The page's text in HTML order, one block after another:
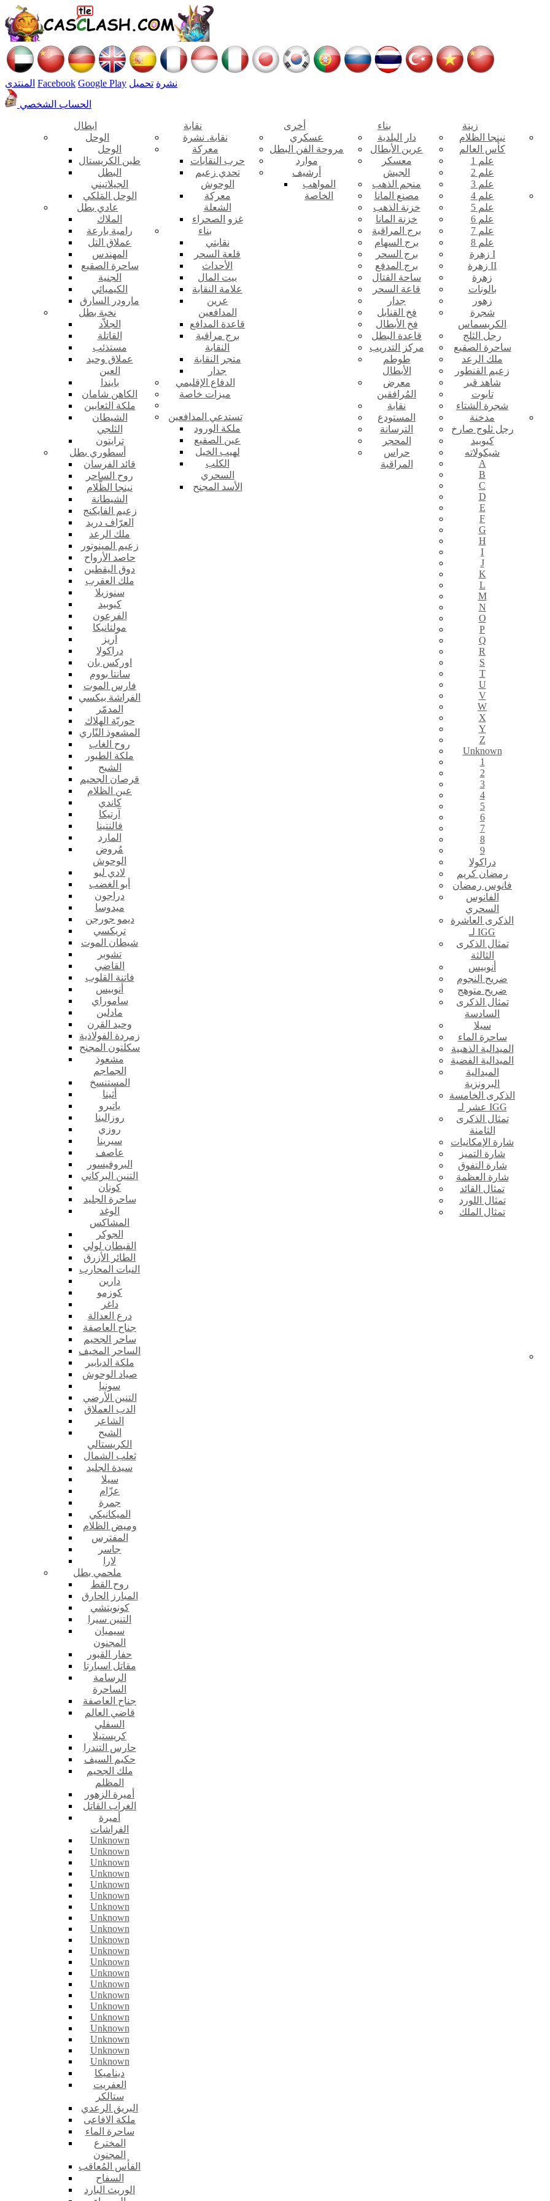
المنتدى Facebook Google Play نشرة تحميل
الحساب الشخصي
ابطال
الوحل
الوحل
طين الكريستال
البطل
الجيلاتيني
الوحل المَلكي
عادي بطل
الملاك
رامية بارعة
عملاق التل
المهندس
ساحرة الصقيع
الجنية
الكيميائي
مارودر السارق
نخبة بطل
الجلاّد
القاتلة
مستذئب
عملاق وحيد
العين
بايندا
الكاهن شامان
ملكة الثعابين
الشيطان
الثلجي
ترايتون
أسطوري بطل
قائد الفرسان
روح الساحر
نينجا الظّلام
الشيطانة
زعيم الفايكنج
العرّاف دريد
ملك الرعد
زعيم المينوتور
حاصد الأرواح
دوق اليقطين
ملك العقرب
سنوزيلا
كيوبيد
الفرعون
مولتانيكا
آريز
دراكولا
اوركس بان
سانتا بووم
فارس الموت
الفراشة بيكسي
المدمّر
حوريّة الهلاك
المشعوذ النّاري
روح الغاب
ملكة الطيور
الشبح
قرصان الجحيم
عين الظلام
كاندي
آرتيكا
فالنتينا
المارد
مُروض
الوحوش
لادي ليو
أبو الغضب
دراجون
ميدوسا
ديمو جورجن
تريكسي
شيطان الموت
تشوبر
القاضي
فاتنة القلوب
أنوبيس
ساموراي
مادلين
وحيد القرن
زمردة الفولاذية
سكلتون المجنح
مشعوذ
الجماجم
المستنسخ
أثينا
ياتيرو
روزالينا
روزي
سيرينا
عاصف
البروفيسور
التنين البركاني
كونان
ساحرة الجليد
الوغد
المشاكس
الجوكر
القبطان لولي
الطائر الأزرق
النبات المحارب
دارين
كوزمو
داغر
درع العدالة
جناح العاصفة
ساحر الجحيم
الساحر المخيف
ملكة الدبابير
صياد الوحوش
سونيا
التنين الأرضي
الدب العملاق
الشاعر
الشبح
الكريستالي
ثعلب الشمال
سيدة الجليد
سيلا
عزّام
جمرة
الميكانيكي
وميض الظلام
المفترس
جاسر
لارا
ملحمي بطل
روح القط
المبارز الحارق
كونويتشي
التنين سيرا
سيميان
المجنون
حفار القبور
مقاتل اسبارتا
الرسامة
الساحرة
جناح العاصفة
قاضي العالم
السفلي
كريستيلا
حارس التندرا
حكيم السيف
ملك الجحيم
المظلم
أميرة الزهور
الغراب القاتل
أميرة
الفراشات
Unknown
Unknown
Unknown
Unknown
Unknown
Unknown
Unknown
Unknown
Unknown
Unknown
Unknown
Unknown
Unknown
Unknown
Unknown
Unknown
Unknown
Unknown
Unknown
Unknown
Unknown
ديناميكا
العفريت
ستالكر
البريق الرعدي
ملكة الافاعى
ساحرة الماء
المخترع
المجنون
الفأس المُعاقب
السفاح
الوريث البارد
نقابة
نقابة. نشرة
معركة
حرب النقابات
تحدي زعيم
الوحوش
معركة
الشعلة
غزو الصحراء
بناء
نقابتي
قلعة السحر
الأحداث
بيت المال
علامة النقابة
عرين
المدافعين
قاعدة المدافع
برج مراقبة
النقابة
متجر النقابة
جدار
الدفاع الإقليمي
ميزات خاصة
تستدعي المدافعين
ملكة الورود
عين الصقيع
لهيب الخيل
الكلب
السحري
الأسد المجنح
أخرى
عسكري
مروحة الفن البطل
موارد
أرشيف
المواهب
الخاصة
بناء
دار البلدية
عرين الأبطال
معسكر
الجيش
منجم الذهب
مصنع المانا
خزنة الذهب
خزنة المانا
برج المراقبة
برج السهام
برج السحر
برج المدفع
ساحة القتال
قاعة السحر
جدار
فخ القنابل
فخ الأبطال
قاعدة البطل
مركز التدريب
طوطم
الأبطال
معرض
المُرافقين
نقابة
المستودع
الترسانة
المحجر
حراس
المراقبة
زينة
نينجا الظلام
كأس العالم
علم 1
علم 2
علم 3
علم 4
علم 5
علم 6
علم 7
علم 8
زهرة I
زهرة II
زهرة
بالونات
زهور
شجرة
الكريسماس
رجل الثلج
ساحرة الصقيع
ملك الرعد
زعيم القنطور
شاهد قبر
تابوت
شجرة الشتاء
مدخنة
رجل ثلوج صارخ
كيوبيد
شيكولاته
A
B
C
D
E
F
G
H
I
J
K
L
M
N
O
P
Q
R
S
T
U
V
W
X
Y
Z
Unknown
1
2
3
4
5
6
7
8
9
دراكولا
رمضان كريم
فانوس رمضان
الفانوس
السحري
الذكرى العاشرة
لـ IGG
تمثال الذكرى
الثالثة
أنوبيس
ضريح النجوم
ضريح متوهج
تمثال الذكرى
السادسة
سيلا
ساحرة الماء
الميدالية الذهبية
الميدالية الفضية
الميدالية
البرونزية
الذكرى الخامسة
عشر لـ IGG
تمثال الذكرى
الثامنة
شارة الإمكانيات
شارة التميز
شارة التفوق
شارة العظمة
تمثال القائد
تمثال اللورد
تمثال الملك